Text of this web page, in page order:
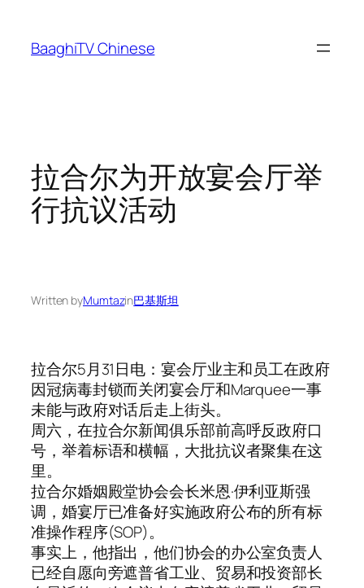
content
BaaghiTV Chinese
拉合尔为开放宴会厅举
行抗议活动
Written byMumtazin巴基斯坦
拉合尔5月31日电：宴会厅业主和员工在政府
因冠病毒封锁而关闭宴会厅和Marquee一事
未能与政府对话后走上街头。
周六，在拉合尔新闻俱乐部前高呼反政府口
号，举着标语和横幅，大批抗议者聚集在这
里。
拉合尔婚姻殿堂协会会长米恩·伊利亚斯强
调，婚宴厅已准备好实施政府公布的所有标
准操作程序(SOP)。
事实上，他指出，他们协会的办公室负责人
已经自愿向旁遮普省工业、贸易和投资部长